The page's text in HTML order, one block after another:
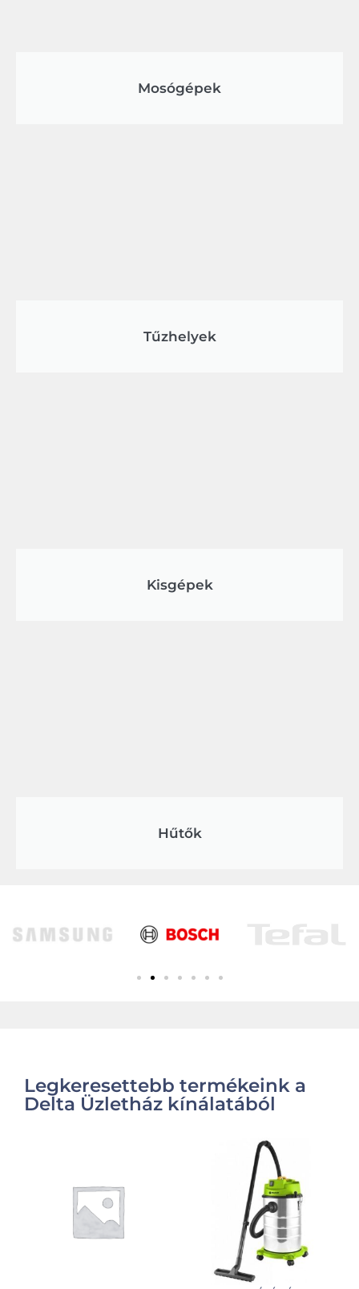
Mosógépek
Tűzhelyek
Kisgépek
Hűtők
Legkeresettebb termékeink a
Delta Üzletház kínálatából